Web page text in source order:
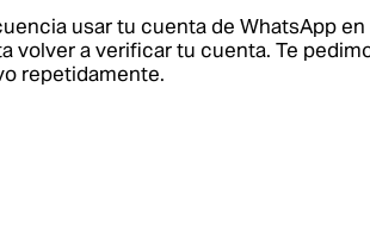
usar tu cuenta de WhatsApp
volver a verificar tu cuenta. Te
repetidamente.